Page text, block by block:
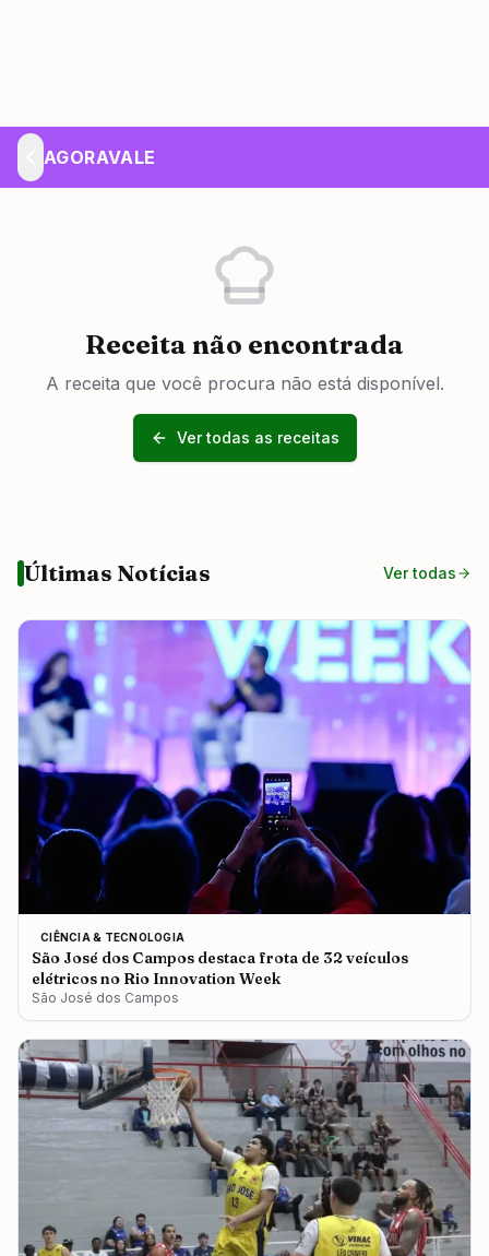
AGORAVALE
Receita não encontrada
A receita que você procura não está disponível.
Ver todas as receitas
Últimas Notícias Ver todas
CIÊNCIA & TECNOLOGIA
São José dos Campos destaca frota de 32 veículos
elétricos no Rio Innovation Week
São José dos Campos